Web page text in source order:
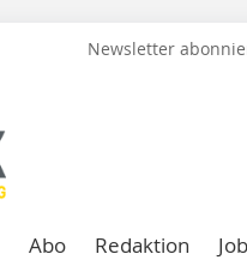
Newsletter
Abo Redaktion